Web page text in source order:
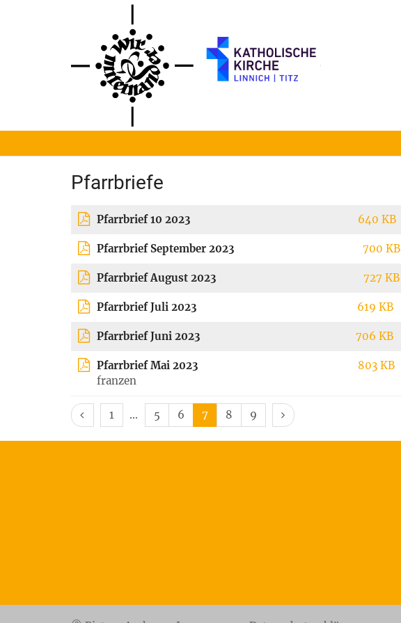
Pfarrbriefe
Pfarrbrief 10 2023 640 KB
Pfarrbrief September 2023 700 KB
Pfarrbrief August 2023 727 KB
Pfarrbrief Juli 2023 619 KB
Pfarrbrief Juni 2023 706 KB
Pfarrbrief Mai 2023
franzen
803 KB
Vorherige Seite
Erste Seite
1 5 6 7 8 9 Nächste Seite